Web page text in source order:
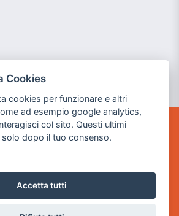
Brescia
Cookies
cookies per funzionare e altri
ad esempio google analytics,
col sito. Questi ultimi
dopo il tuo consenso.
Accetta tutti